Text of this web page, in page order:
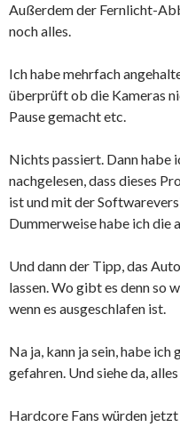
Außerdem der Fernlicht-
noch alles.
Ich habe mehrfach
überprüft ob die Kameras
Pause gemacht etc.
Nichts passiert. Dann habe
nachgelesen, dass dieses
ist und mit der
Dummerweise habe ich die
Und dann der Tipp, das
lassen. Wo gibt es denn so
wenn es ausgeschlafen ist.
Na ja, kann ja sein, habe
gefahren. Und siehe da,
Hardcore Fans würden jetzt